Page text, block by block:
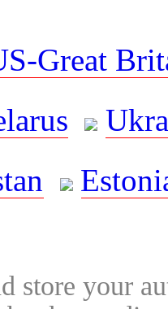
Great
store your